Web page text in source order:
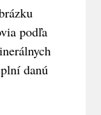
podľa
danú